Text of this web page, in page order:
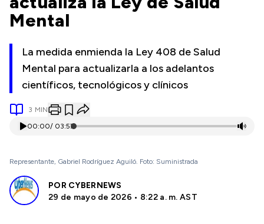
Mental
La medida enmienda la Ley 408 de Salud
Mental para actualizarla a los adelantos
científicos, tecnológicos y clínicos
3 MIN
00:00/ 03:57
Representante, Gabriel Rodríguez Aguiló. Foto: Suministrada
POR CYBERNEWS
29 de mayo de 2026 • 8:22 a. m. AST